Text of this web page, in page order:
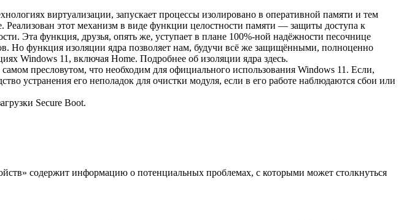
виртуализации, запускает процессы изолировано в оперативной памяти и тем
этот механизм в виде функции целостности памяти — защиты доступа к
Эта функция, друзья, опять же, уступает в плане 100%-ной надёжности песочнице
Но функция изоляции ядра позволяет нам, будучи всё же защищёнными, полноценно
Windows 11, включая Home. Подробнее об изоляции ядра здесь.
пресловутом, что необходим для официального использования Windows 11. Если,
устранения его неполадок для очистки модуля, если в его работе наблюдаются сбои или
Secure Boot.
содержит информацию о потенциальных проблемах, с которыми может столкнуться